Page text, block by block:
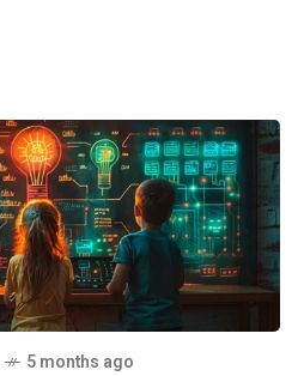
5 months ago